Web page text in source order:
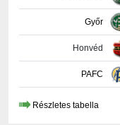
Honvéd
PAFC
Részletes tabella